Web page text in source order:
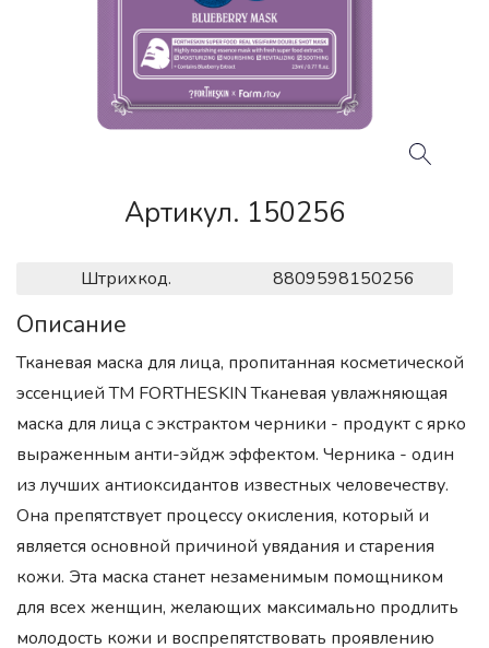
Артикул. 150256
Штрихкод. 8809598150256
Описание
Тканевая маска для лица, пропитанная косметической
эссенцией ТМ FORTHESKIN Тканевая увлажняющая
маска для лица с экстрактом черники - продукт с ярко
выраженным анти-эйдж эффектом. Черника - один
из лучших антиоксидантов известных человечеству.
Она препятствует процессу окисления, который и
является основной причиной увядания и старения
кожи. Эта маска станет незаменимым помощником
для всех женщин, желающих максимально продлить
молодость кожи и воспрепятствовать проявлению